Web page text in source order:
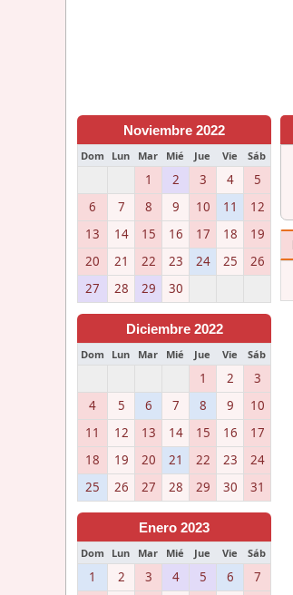
Noviembre 2022
Dom Lun Mar Mié Jue Vie Sáb
1 2 3 4
5
6
7 8 9 10 11
12
13
14 15 16 17 18
19
20
21 22 23 24 25
26
27
28 29 30
Diciembre 2022
Dom Lun Mar Mié Jue Vie Sáb
1 2
3
4
5 6 7 8 9
10
11
12 13 14 15 16
17
18
19 20 21 22 23
24
25
26 27 28 29 30 31
Enero 2023
Dom Lun Mar Mié Jue Vie Sáb
1 2 3 4 5 6 7